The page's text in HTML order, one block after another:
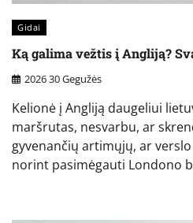
Gidai
Ką galima vežtis į Angliją?
2026 30 Gegužės
Kelionė į Angliją daugeliui
maršrutas, nesvarbu, ar
gyvenančių artimųjų, ar
norint pasimėgauti Londono